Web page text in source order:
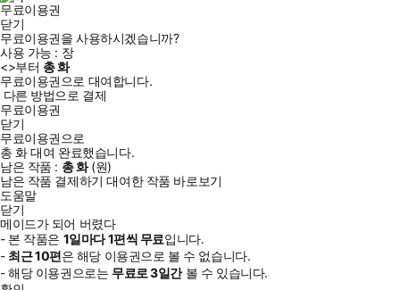
무료이용권
닫기
무료이용권을 사용하시겠습니까?
사용 가능 : 장
<>부터 총화
무료이용권으로 대여합니다.
다른 방법으로 결제
무료이용권
닫기
무료이용권으로
총 화대여 완료했습니다.
남은 작품 : 총화(원)
남은 작품 결제하기 대여한 작품 바로보기
도움말
닫기
메이드가 되어 버렸다
- 본 작품은 1일마다1편씩 무료입니다.
- 최근10편은 해당 이용권으로 볼 수 없습니다.
- 해당 이용권으로는 무료로3일간볼 수 있습니다.